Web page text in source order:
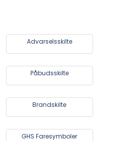
Advarselsskilte
Påbudsskilte
Brandskilte
GHS Faresymboler